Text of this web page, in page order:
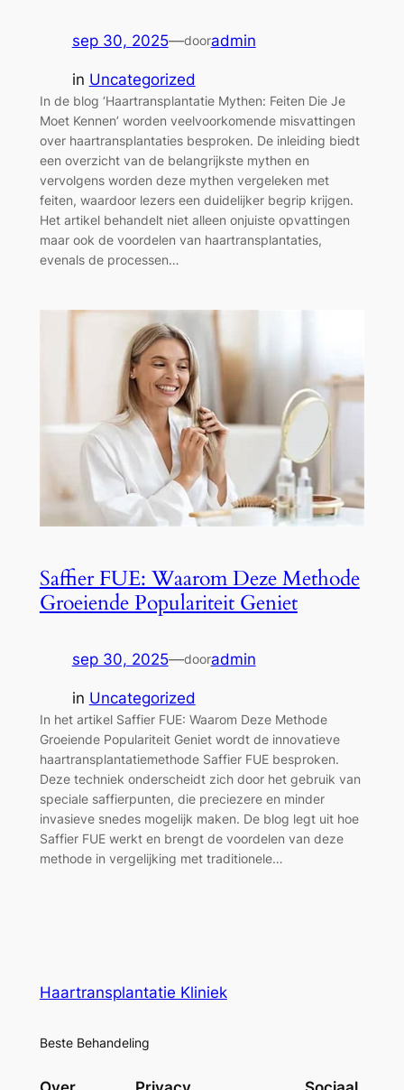
sep 30, 2025—dooradmin
in Uncategorized
In de blog ‘Haartransplantatie Mythen: Feiten Die Je
Moet Kennen’ worden veelvoorkomende misvattingen
over haartransplantaties besproken. De inleiding biedt
een overzicht van de belangrijkste mythen en
vervolgens worden deze mythen vergeleken met
feiten, waardoor lezers een duidelijker begrip krijgen.
Het artikel behandelt niet alleen onjuiste opvattingen
maar ook de voordelen van haartransplantaties,
evenals de processen…
Saffier FUE: Waarom Deze Methode
Groeiende Populariteit Geniet
sep 30, 2025—dooradmin
in Uncategorized
In het artikel Saffier FUE: Waarom Deze Methode
Groeiende Populariteit Geniet wordt de innovatieve
haartransplantatiemethode Saffier FUE besproken.
Deze techniek onderscheidt zich door het gebruik van
speciale saffierpunten, die preciezere en minder
invasieve snedes mogelijk maken. De blog legt uit hoe
Saffier FUE werkt en brengt de voordelen van deze
methode in vergelijking met traditionele…
Haartransplantatie Kliniek
Beste Behandeling